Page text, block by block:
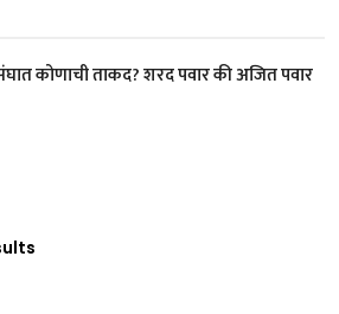
कोणाची ताकद? शरद पवार की अजित पवार